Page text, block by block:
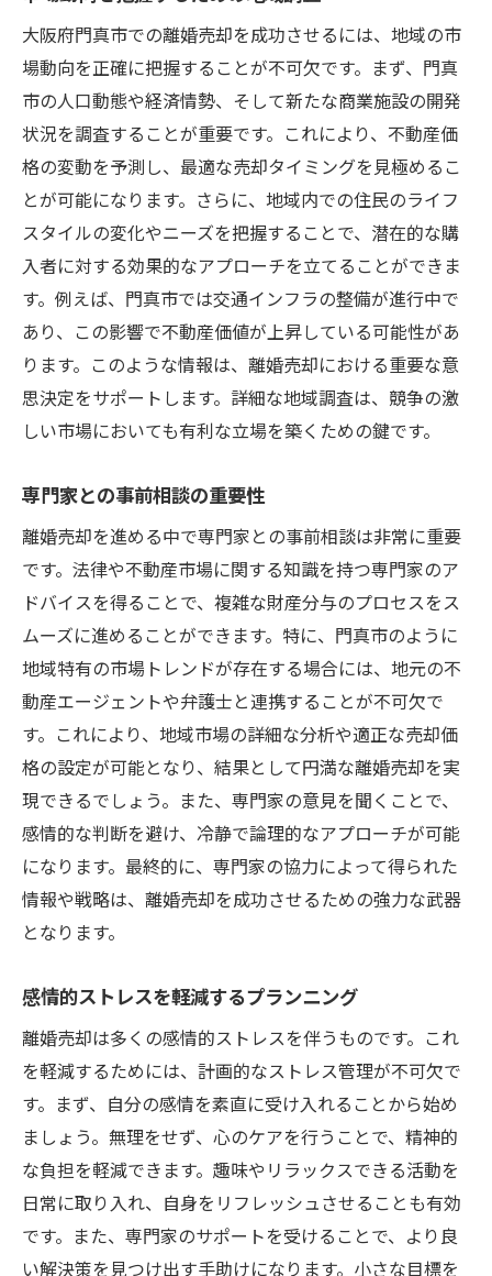
専門家とのオープンなコミュニケーション
の重要性
感情的な対立を避けるための対話術
透明性を確保する情報共有の方法
売却プロセスにおける定期的な進捗確認
第三者を介した問題解決の方法
大阪府門真市の離婚売却における法的手続きの
流れ
財産分与に伴う法的手続きの概要
必要書類とその準備方法
契約書作成のポイントと注意事項
法的アドバイザーの役割と選び方
売却手続きにおける重要な日程
離婚売却後の新たなスタートを切るための財産
分与のポイント
資産の分配とその意義の理解
新しい生活に向けた資産管理の方法
将来を見据えた財政計画の作成
支出と収入のバランスを取るコツ
専門家が推奨する戦略的な貯蓄法
心機一転を支える財産の活用法
大阪府門真市での離婚売却成功事例から学ぶ教
成功事例に見る共通する要因
経験者が語る成功への道のり
地域特有の成功戦略の実例
不動産売却を通じた自己成長の物語
成功事例から学ぶ心構えと戦術
大阪府門真市での離婚売却を成功させるには、地域の市
場動向を正確に把握することが不可欠です。まず、門真
市の人口動態や経済情勢、そして新たな商業施設の開発
状況を調査することが重要です。これにより、不動産価
格の変動を予測し、最適な売却タイミングを見極めるこ
とが可能になります。さらに、地域内での住民のライフ
スタイルの変化やニーズを把握することで、潜在的な購
入者に対する効果的なアプローチを立てることができま
す。例えば、門真市では交通インフラの整備が進行中で
あり、この影響で不動産価値が上昇している可能性があ
ります。このような情報は、離婚売却における重要な意
思決定をサポートします。詳細な地域調査は、競争の激
しい市場においても有利な立場を築くための鍵です。
専門家との事前相談の重要性
離婚売却を進める中で専門家との事前相談は非常に重要
です。法律や不動産市場に関する知識を持つ専門家のア
ドバイスを得ることで、複雑な財産分与のプロセスをス
ムーズに進めることができます。特に、門真市のように
地域特有の市場トレンドが存在する場合には、地元の不
動産エージェントや弁護士と連携することが不可欠で
す。これにより、地域市場の詳細な分析や適正な売却価
格の設定が可能となり、結果として円満な離婚売却を実
現できるでしょう。また、専門家の意見を聞くことで、
感情的な判断を避け、冷静で論理的なアプローチが可能
になります。最終的に、専門家の協力によって得られた
情報や戦略は、離婚売却を成功させるための強力な武器
となります。
感情的ストレスを軽減するプランニング
離婚売却は多くの感情的ストレスを伴うものです。これ
を軽減するためには、計画的なストレス管理が不可欠で
す。まず、自分の感情を素直に受け入れることから始め
ましょう。無理をせず、心のケアを行うことで、精神的
な負担を軽減できます。趣味やリラックスできる活動を
日常に取り入れ、自身をリフレッシュさせることも有効
です。また、専門家のサポートを受けることで、より良
い解決策を見つけ出す手助けになります。小さな目標を